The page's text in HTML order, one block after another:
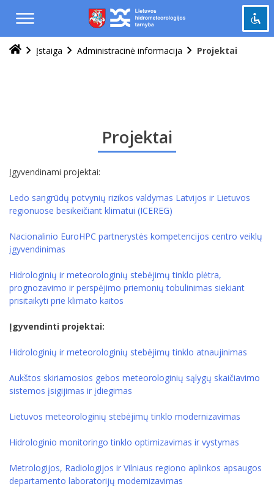
title Pažymėti antraštes
Padidinti šriftą
Tamsus kontrastas
Grąžinti
į
cached
turinį
Įstaiga Administracinė informacija Projektai
Projektai
Įgyvendinami projektai:
Ledo sangrūdų potvynių rizikos valdymas Latvijos ir Lietuvos
regionuose besikeičiant klimatui (ICEREG)
Nacionalinio EuroHPC partnerystės kompetencijos centro veiklų
įgyvendinimas
Hidrologinių ir meteorologinių stebėjimų tinklo plėtra,
prognozavimo ir perspėjimo priemonių tobulinimas siekiant
prisitaikyti prie klimato kaitos
Įgyvendinti projektai:
Hidrologinių ir meteorologinių stebėjimų tinklo atnaujinimas
Aukštos skiriamosios gebos meteorologinių sąlygų skaičiavimo
sistemos įsigijimas ir įdiegimas
Lietuvos meteorologinių stebėjimų tinklo modernizavimas
Hidrologinio monitoringo tinklo optimizavimas ir vystymas
Metrologijos, Radiologijos ir Vilniaus regiono aplinkos apsaugos
departamento laboratorijų modernizavimas